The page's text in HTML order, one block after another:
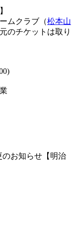
ムクラブ（松本山
のチケットは取り
のお知らせ【明治